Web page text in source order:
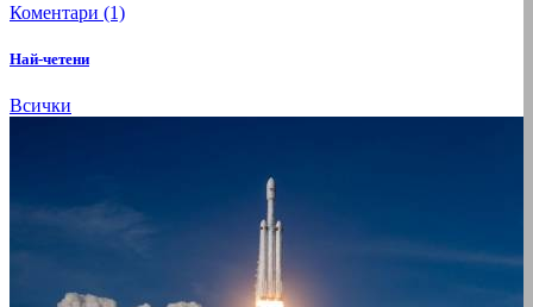
Коментари (1)
Най-четени
Всички